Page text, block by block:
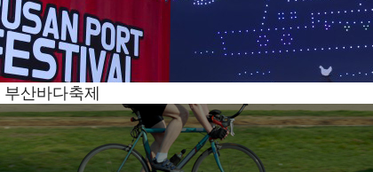
부산바다축제